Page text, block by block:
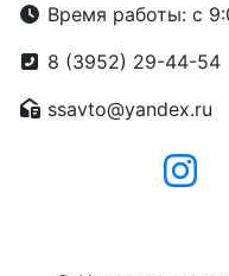
Время работы: с
8 (3952) 29-44-54
ssavto@yandex.ru